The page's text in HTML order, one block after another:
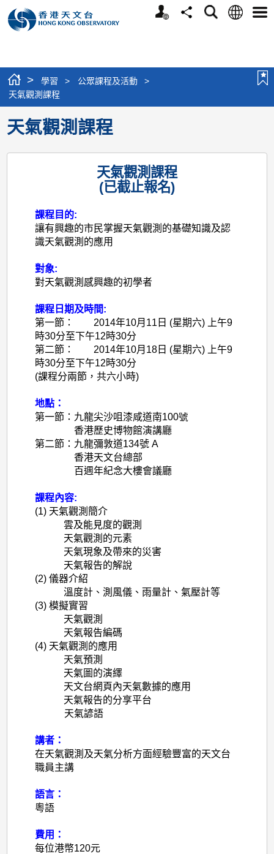
個
分
搜
語
選
> 學習 > 公眾課程及活動
>
天氣觀測課程
天氣觀測課程
天氣觀測課程
(已截止報名)
課程目的:
讓有興趣的市民掌握天氣觀測的基礎知識及認
識天氣觀測的應用
對象:
對天氣觀測感興趣的初學者
課程日期及時間:
第一節：
2014年10月 11 日 (星期六) 上午9
時30分至下午12時30分
第二節：
2014年10月 18日 (星期六) 上午9
時30分至下午12時30分
(課程分兩節，共六小時)
地點：
第一節： 九龍尖沙咀漆咸道南100號
香港歷史博物館演講廳
第二節：九龍彌敦道134號A
香港天文台總部
百週年紀念大樓會議廳
課程內容:
(1) 天氣觀測簡介
雲及能見度的觀測
天氣觀測的元素
天氣現象及帶來的災害
天氣報告的解說
(2) 儀器介紹
溫度計、測風儀、雨量計、氣壓計等
(3) 模擬實習
天氣觀測
天氣報告編碼
(4) 天氣觀測的應用
天氣預測
天氣圖的演繹
天文台網頁內天氣數據的應用
天氣報告的分享平台
天氣諺語
講者：
在天氣觀測及天氣分析方面經驗豐富的天文台
職員主講
語言：
粵語
費用：
每位港幣120元